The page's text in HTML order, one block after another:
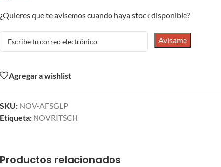
¿Quieres que te avisemos cuando haya stock disponible?
Avísame
Agregar a wishlist
SKU: NOV-AFSGLP
Etiqueta: NOVRITSCH
Productos relacionados